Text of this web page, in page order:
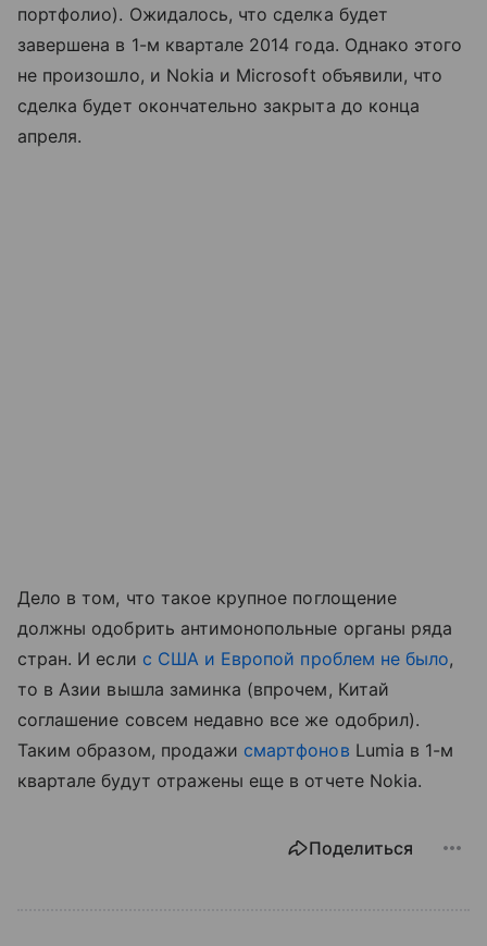
портфолио). Ожидалось, что сделка будет
завершена в 1-м квартале 2014 года. Однако этого
не произошло, и Nokia и Microsoft объявили, что
сделка будет окончательно закрыта до конца
апреля.
Дело в том, что такое крупное поглощение
должны одобрить антимонопольные органы ряда
стран. И если с США и Европой проблем не было,
то в Азии вышла заминка (впрочем, Китай
соглашение совсем недавно все же одобрил).
Таким образом, продажи смартфонов Lumia в 1-м
квартале будут отражены еще в отчете Nokia.
Поделиться